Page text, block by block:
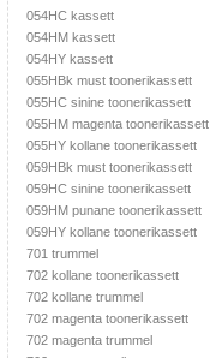
054HC kassett
054HM kassett
054HY kassett
055HBk must toonerikassett
055HC sinine toonerikassett
055HM magenta toonerikassett
055HY kollane toonerikassett
059HBk must toonerikassett
059HC sinine toonerikassett
059HM punane toonerikassett
059HY kollane toonerikassett
701 trummel
702 kollane toonerikassett
702 kollane trummel
702 magenta toonerikassett
702 magenta trummel